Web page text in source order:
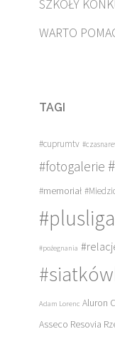
SZKOŁY
WARTO
TAGI
#cuprumtv
#fotogalerie
#memoriał
#plusliga
#pożegnania
Adam Lorenc Aluron
Asseco Resovia